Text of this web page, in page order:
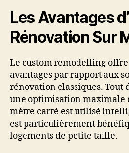
Les Avantages
Rénovation Sur
Le custom remodelling
avantages par rapport aux
rénovation classiques. Tout
une optimisation maximale
mètre carré est utilisé
est particulièrement
logements de petite taille.